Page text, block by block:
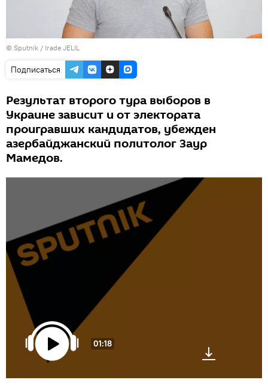
© Sputnik / Irade JELIL
Подписаться
Результат второго тура выборов в
Украине зависит и от электората
проигравших кандидатов, убежден
азербайджанский политолог Заур
Мамедов.
01:18